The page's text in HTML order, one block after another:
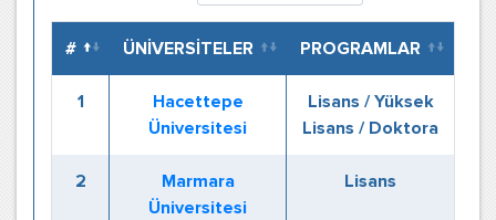
# ÜNİVERSİTELER PROGRAMLAR
1
Hacettepe
Üniversitesi
Lisans / Yüksek
Lisans / Doktora
2
Marmara
Üniversitesi
Lisans